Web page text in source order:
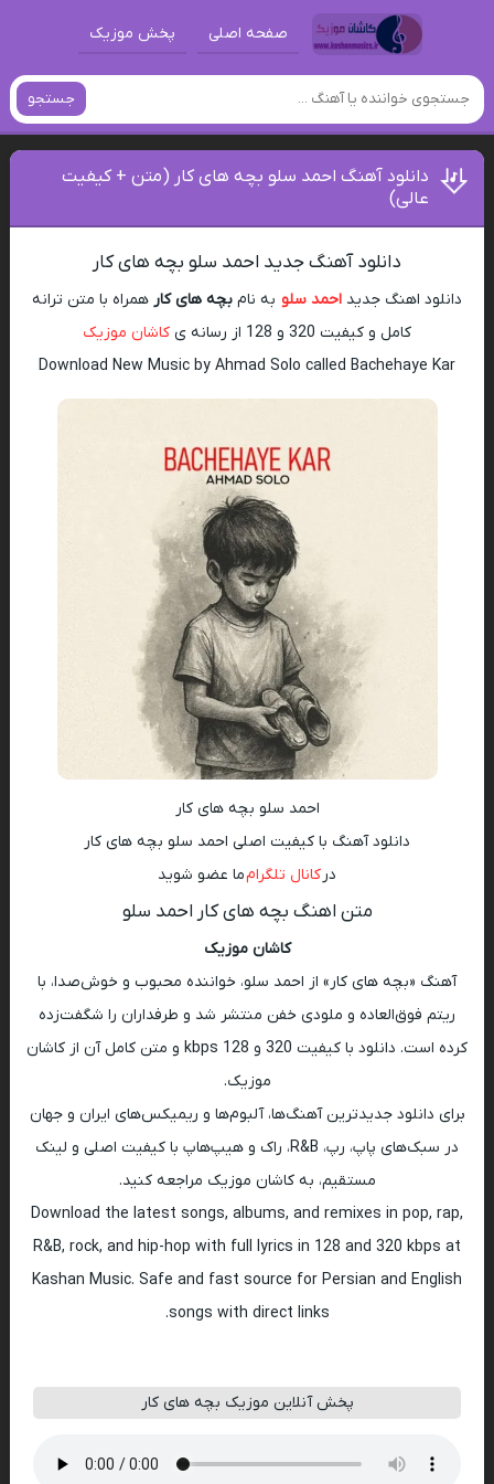
صفحه اصلی پخش موزیک
جستجو
دانلود آهنگ احمد سلو بچه های کار (متن + کیفیت
عالی)
دانلود آهنگ جدید احمد سلو بچه های کار
دانلود اهنگ جدید احمد سلو به نام بچه های کار همراه با متن ترانه
کامل و کیفیت 320 و 128 از رسانه ی
کاشان موزیک
Download New Music by Ahmad Solo called Bachehaye Kar
احمد سلو بچه های کار
دانلود آهنگ با کیفیت اصلی احمد سلو بچه های کار
در کانال تلگرامما عضو شوید
متن اهنگ بچه های کار احمد سلو
کاشان موزیک
آهنگ «بچه های کار» از احمد سلو، خواننده محبوب و خوش‌صدا، با
ریتم فوق‌العاده و ملودی خفن منتشر شد و طرفداران را شگفت‌زده
کرده است. دانلود با کیفیت 320 و 128 kbps و متن کامل آن از کاشان
موزیک.
برای دانلود جدیدترین آهنگ‌ها، آلبوم‌ها و ریمیکس‌های ایران و جهان
در سبک‌های پاپ، رپ، R&B، راک و هیپ‌هاپ با کیفیت اصلی و لینک
مستقیم، به کاشان موزیک مراجعه کنید.
Download the latest songs, albums, and remixes in pop, rap,
R&B, rock, and hip-hop with full lyrics in 128 and 320 kbps at
Kashan Music. Safe and fast source for Persian and English
songs with direct links.
پخش آنلاین موزیک بچه های کار